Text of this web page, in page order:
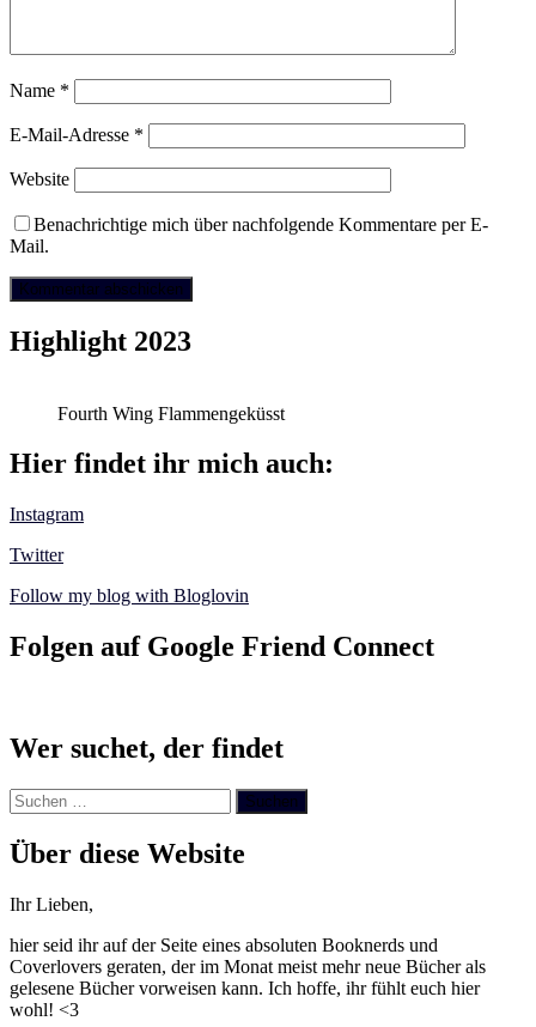
Name *
E-Mail-Adresse *
Website
Benachrichtige mich über nachfolgende Kommentare per E-
Mail.
Highlight 2023
Fourth Wing Flammengeküsst
Hier findet ihr mich auch:
Instagram
Twitter
Follow my blog with Bloglovin
Folgen auf Google Friend Connect
Wer suchet, der findet
Suchen
nach:
Über diese Website
Ihr Lieben,
hier seid ihr auf der Seite eines absoluten Booknerds und
Coverlovers geraten, der im Monat meist mehr neue Bücher als
gelesene Bücher vorweisen kann. Ich hoffe, ihr fühlt euch hier
wohl! <3